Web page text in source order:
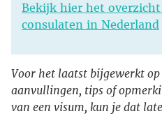
Bekijk hier het overzicht
consulaten in Nederland
Voor het laatst bijgewerkt op
aanvullingen, tips of
van een visum, kun je dat